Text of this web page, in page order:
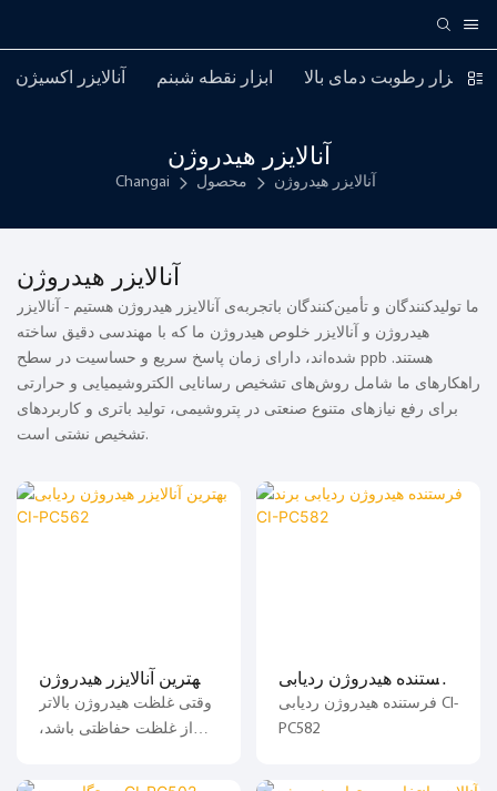
آنالایزر اکسیژن ابزار نقطه شبنم ابزار رطوبت دمای بالا
آنالایزر هیدروژن
Changai محصول آنالایزر هیدروژن
آنالایزر هیدروژن
ما تولیدکنندگان و تأمین‌کنندگان باتجربه‌ی آنالایزر هیدروژن هستیم - آنالایزر
هیدروژن و آنالایزر خلوص هیدروژن ما که با مهندسی دقیق ساخته
شده‌اند، دارای زمان پاسخ سریع و حساسیت در سطح ppb هستند.
راهکارهای ما شامل روش‌های تشخیص رسانایی الکتروشیمیایی و حرارتی
برای رفع نیازهای متنوع صنعتی در پتروشیمی، تولید باتری و کاربردهای
تشخیص نشتی است.
بهترین آنالایزر هیدروژن
ردیابی CI-PC562
وقتی غلظت هیدروژن بالاتر
از غلظت حفاظتی باشد،
روشن می‌شود تا هوا را به
فرستنده هیدروژن ردیابی
برند CI-PC582
فرستنده هیدروژن ردیابی CI-
PC582